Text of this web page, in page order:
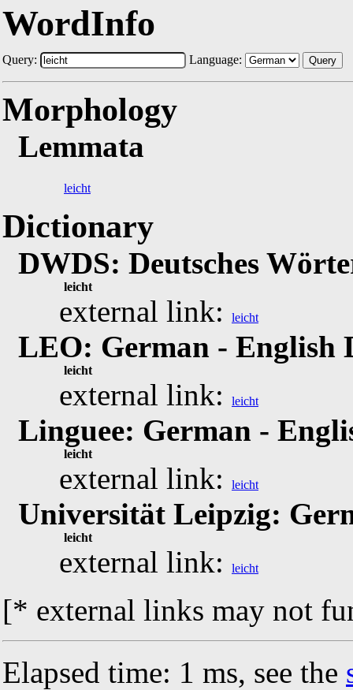
WordInfo
Query: Language: Query
Morphology
Lemmata
leicht
Dictionary
DWDS: Deutsches
leicht
external link: leicht
LEO: German - English
leicht
external link: leicht
Linguee: German -
leicht
external link: leicht
Universität Leipzig:
leicht
external link: leicht
[* external links may not
Elapsed time: 1 ms, see the